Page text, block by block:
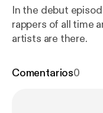
In the debut
rappers of all time
artists are there.
Comentarios0